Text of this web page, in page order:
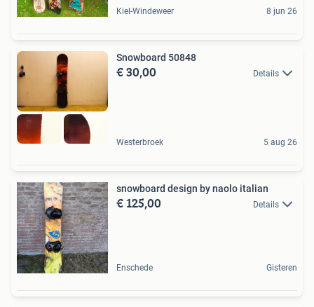
Kiel-Windeweer 8 jun 26
Snowboard 50848
€ 30,00 Details
Westerbroek 5 aug 26
snowboard design by naolo italian
€ 125,00 Details
Enschede Gisteren